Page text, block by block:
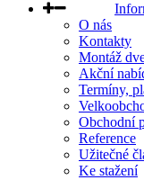
O nás
Kontakty
Montáž
Akční
Termíny,
Obchodní
Reference
Užitečné
Ke stažení